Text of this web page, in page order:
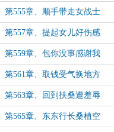
第555章、顺手带走女战士
第557章、提起女儿好伤感
第559章、包你没事感谢我
第561章、取钱受气换地方
第563章、回到扶桑遭羞辱
第565章、东东行长桑植空